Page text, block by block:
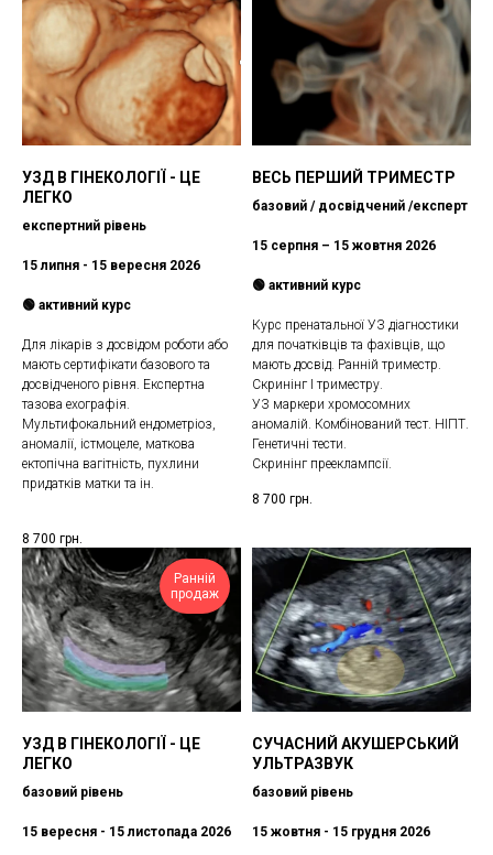
УЗД В ГІНЕКОЛОГІЇ - ЦЕ
ЛЕГКО
експертний рівень
15 липня - 15 вересня 2026
🟢 активний курс
Для лікарів з досвідом роботи або
мають сертифікати базового та
досвідченого рівня. Експертна
тазова ехографія.
Мультифокальний ендометріоз,
аномалії, істмоцеле, маткова
ектопічна вагітність, пухлини
придатків матки та ін.
8 700 грн.
ВЕСЬ ПЕРШИЙ ТРИМЕСТР
базовий / досвідчений /експерт
15 серпня – 15 жовтня 2026
🟢 активний курс
Курс пренатальної УЗ діагностики
для початківців та фахівців, що
мають досвід. Ранній триместр.
Скринінг I триместру.
УЗ маркери хромосомних
аномалій. Комбінований тест. НІПТ.
Генетичні тести.
Скринінг прееклампсії.
8 700 грн.
Ранній
продаж
УЗД В ГІНЕКОЛОГІЇ - ЦЕ
ЛЕГКО
базовий рівень
15 вересня - 15 листопада 2026
СУЧАСНИЙ АКУШЕРСЬКИЙ
УЛЬТРАЗВУК
базовий рівень
15 жовтня - 15 грудня 2026